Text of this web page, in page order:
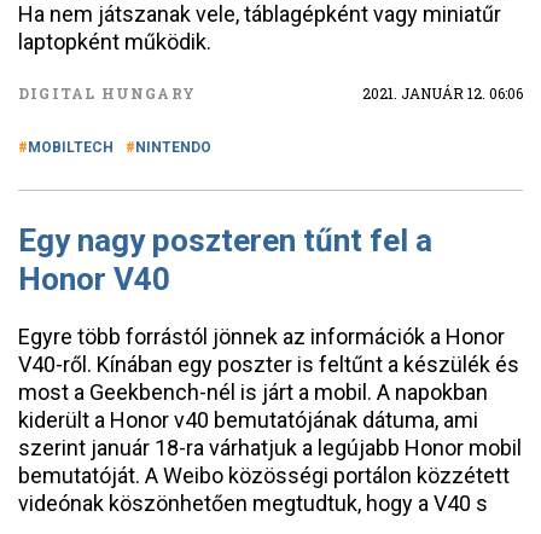
Ha nem játszanak vele, táblagépként vagy miniatűr
laptopként működik.
DIGITAL HUNGARY 2021. JANUÁR 12. 06:06
MOBILTECH NINTENDO
Egy nagy poszteren tűnt fel a
Honor V40
Egyre több forrástól jönnek az információk a Honor
V40-ről. Kínában egy poszter is feltűnt a készülék és
most a Geekbench-nél is járt a mobil. A napokban
kiderült a Honor v40 bemutatójának dátuma, ami
szerint január 18-ra várhatjuk a legújabb Honor mobil
bemutatóját. A Weibo közösségi portálon közzétett
videónak köszönhetően megtudtuk, hogy a V40 s